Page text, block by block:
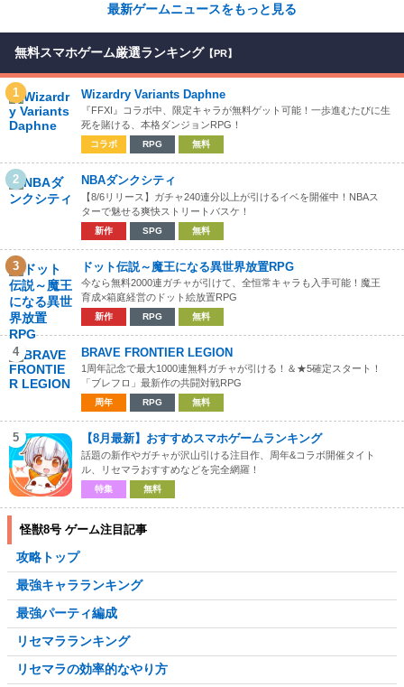
最新ゲームニュースをもっと見る
無料スマホゲーム厳選ランキング 【PR】
1 Wizardry Variants Daphne
『FFXI』コラボ中、限定キャラが無料ゲット可能！一歩進むたびに生
死を賭ける、本格ダンジョンRPG！
コラボ RPG 無料
2 NBAダンクシティ
【8/6リリース】ガチャ240連分以上が引けるイベを開催中！NBAス
ターで魅せる爽快ストリートバスケ！
新作 SPG 無料
3 ドット伝説～魔王になる異世界放置RPG
今なら無料2000連ガチャが引けて、全恒常キャラも入手可能！魔王
育成×箱庭経営のドット絵放置RPG
新作 RPG 無料
4 BRAVE FRONTIER LEGION
1周年記念で最大1000連無料ガチャが引ける！＆★5確定スタート！
「ブレフロ」最新作の共闘対戦RPG
周年 RPG 無料
5 【8月最新】おすすめスマホゲームランキング
話題の新作やガチャが沢山引ける注目作、周年&コラボ開催タイト
ル、リセマラおすすめなどを完全網羅！
特集 無料
怪獣8号 ゲーム注目記事
攻略トップ
最強キャラランキング
最強パーティ編成
リセマラランキング
リセマラの効率的なやり方